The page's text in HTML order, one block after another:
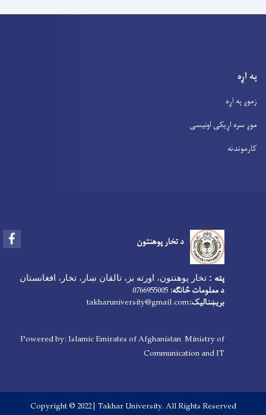
په اړه
زموږ په اړه
موږ سره اړیکی اونیسی
کارموندنه
د تخار پوهنتون
پته : تخار پوهنتون، اورته بز، تالقان ښار، تخار، افغانستان
د معلومات څانګه: 0766955005
بریښنالیک:takharuniversity@gmail.com
Powered by: Islamic Emirates of Afghanistan Ministry of
Communication and IT
Copyright © 2022 | Takhar University. All Rights Reserved